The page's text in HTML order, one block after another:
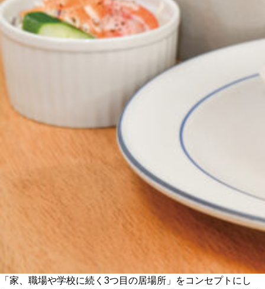
SERIES
CULTURE
Instagram
チケットプレゼント応募
MAIN MENU
SERIES
「家、職場や学校に続く3つ目の居場所」をコンセプトにし